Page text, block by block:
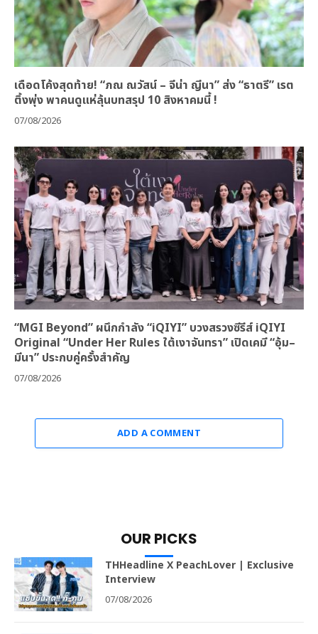
เดือดโค้งสุดท้าย! “ภณ ณวัสน์ – จีน่า ญีนา” ส่ง “ธาตรี” เรต
ติ้งพุ่ง พาคนดูแห่ลุ้นบทสรุป 10 สิงหาคมนี้ !
07/08/2026
“MGI Beyond” ผนึกกำลัง “iQIYI” บวงสรวงซีรีส์ iQIYI
Original “Under Her Rules ใต้เงาจันทรา” เปิดเคมี “อุ้ม–
มีนา” ประกบคู่ครั้งสำคัญ
07/08/2026
ADD A COMMENT
OUR PICKS
THHeadline X PeachLover | Exclusive
Interview
07/08/2026